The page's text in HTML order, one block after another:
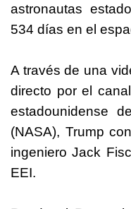
astronautas
534 días en el
A través de una
directo por el
estadounidense
(NASA), Trump
ingeniero Jack
EEI.